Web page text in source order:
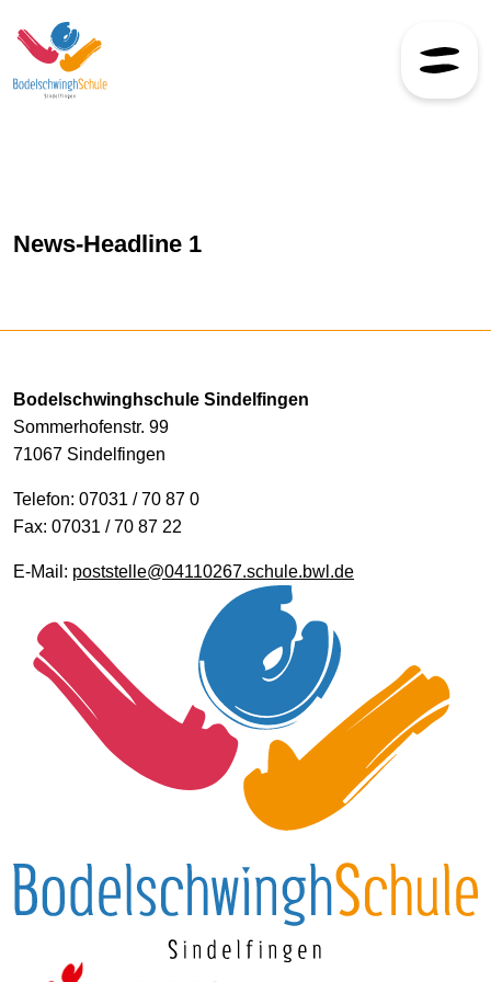
News-Headline 1
Bodelschwinghschule Sindelfingen
Sommerhofenstr. 99
71067 Sindelfingen
Telefon: 07031 / 70 87 0
Fax: 07031 / 70 87 22
E-Mail: poststelle@04110267.schule.bwl.de